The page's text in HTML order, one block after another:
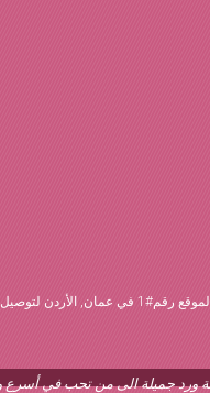
#1 Online Florist & Gift Shop in Amman, Jordan الموقع رقم#1 في عمان, الأردن لتوصيل الورود و الهدايا